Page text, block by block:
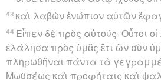
43 καὶ λαβὼν ἐνώπιον αὐτῶν
44 Εἶπεν δὲ πρὸς αὐτούς· Οὗτοι
ἐλάλησα πρὸς ὑμᾶς ἔτι ὢν σὺν
πληρωθῆναι πάντα τὰ
Μωϋσέως καὶ προφήταις καὶ